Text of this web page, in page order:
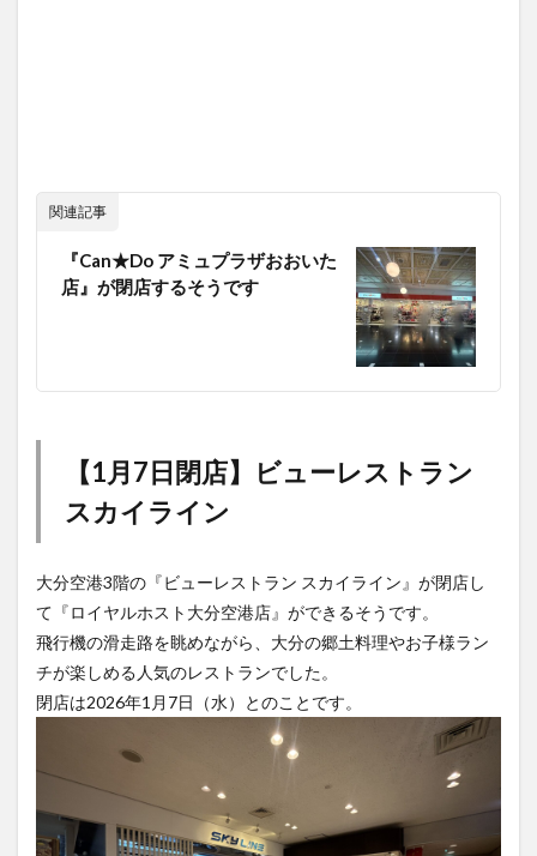
関連記事
『Can★Do アミュプラザおおいた
店』が閉店するそうです
【1月7日閉店】ビューレストラン
スカイライン
大分空港3階の『ビューレストラン スカイライン』が閉店し
て『ロイヤルホスト大分空港店』ができるそうです。
飛行機の滑走路を眺めながら、大分の郷土料理やお子様ラン
チが楽しめる人気のレストランでした。
閉店は2026年1月7日（水）とのことです。